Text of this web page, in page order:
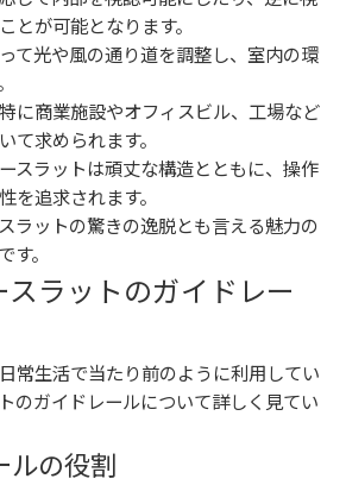
とが可能となります。
て光や風の通り道を調整し、室内の環
に商業施設やオフィスビル、工場など
て求められます。
スラットは頑丈な構造とともに、操作
を追求されます。
ラットの驚きの逸脱とも言える魅力の
。
ラットのガイドレー
常生活で当たり前のように利用してい
のガイドレールについて詳しく見てい
ルの役割